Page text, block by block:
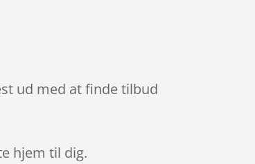
ud med at finde tilbud
hjem til dig.